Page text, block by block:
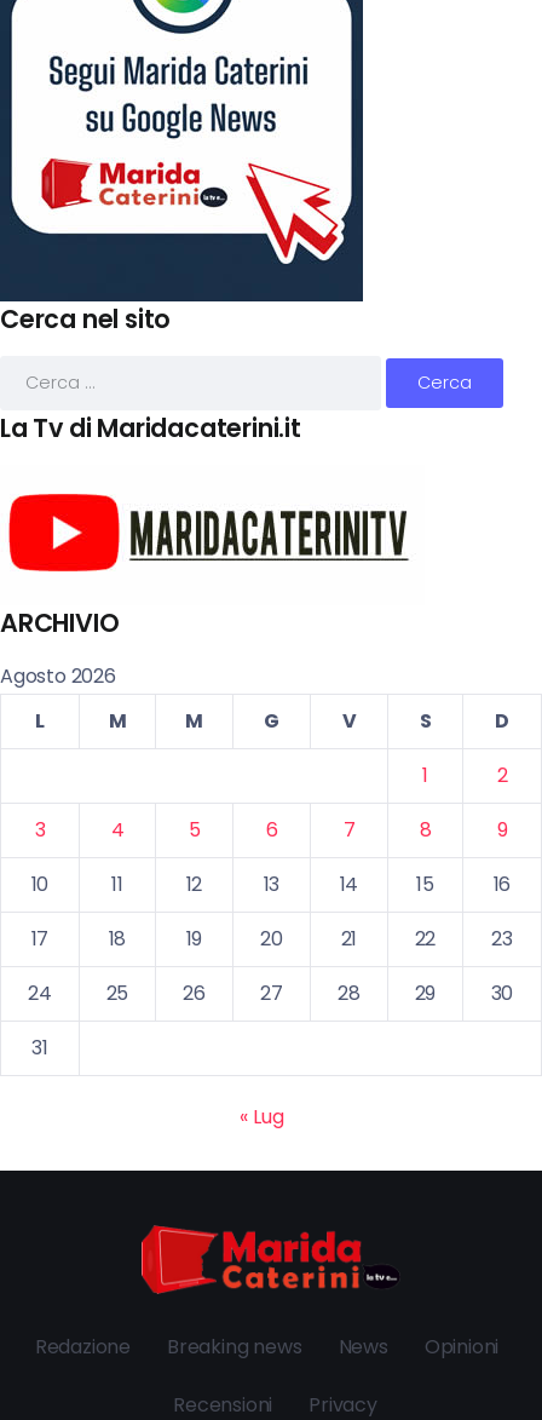
Cerca nel sito
La Tv di Maridacaterini.it
ARCHIVIO
Agosto 2026
L
M M G V S
D
1
2
3
4 5 6 7 8
9
10
11 12 13 14 15
16
17
18 19 20 21 22
23
24
25 26 27 28 29
30
31
« Lug
Redazione Breaking news News Opinioni
Recensioni Privacy